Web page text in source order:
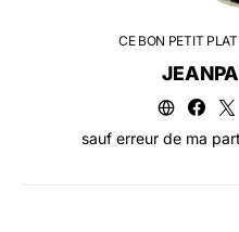
CE BON PETIT
sauf erreur de ma